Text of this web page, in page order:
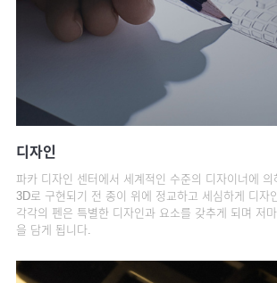
디자인
파카 디자인 센터에서 세계적인 수준의 디자이너에
3D로 구현되기 전 종이 위에 정교하고 세심하게 디자
각각의 펜은 특별한 디자인과 요소를 갖추게 되며 저
을 담게 됩니다.